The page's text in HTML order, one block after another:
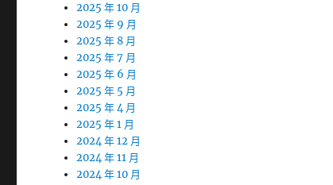
2025 年 10 月
2025 年 9 月
2025 年 8 月
2025 年 7 月
2025 年 6 月
2025 年 5 月
2025 年 4 月
2025 年 1 月
2024 年 12 月
2024 年 11 月
2024 年 10 月